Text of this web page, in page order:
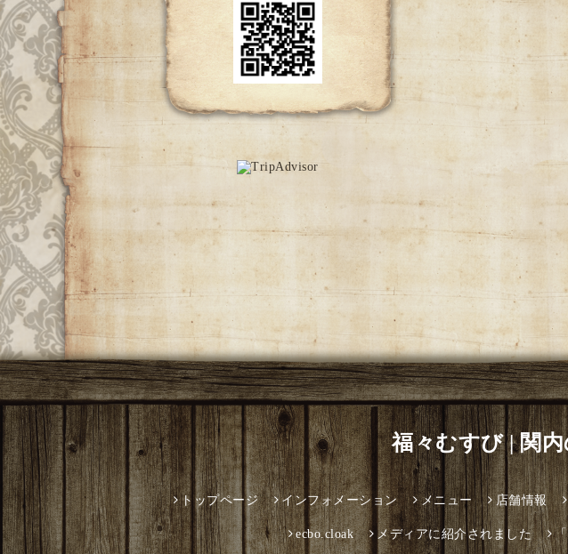
福々むすび | 関
トップページ インフォメーション メニュー 店舗情報
ecbo.cloak メディアに紹介されました